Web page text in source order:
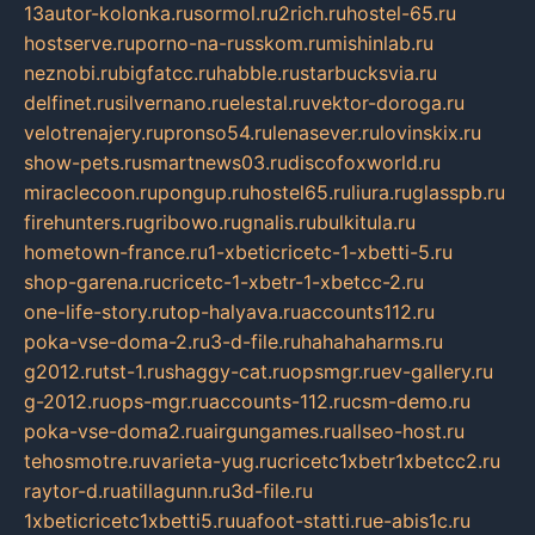
13autor-kolonka.rusormol.ru2rich.ruhostel-65.ru
hostserve.ruporno-na-russkom.rumishinlab.ru
neznobi.rubigfatcc.ruhabble.rustarbucksvia.ru
delfinet.rusilvernano.ruelestal.ruvektor-doroga.ru
velotrenajery.rupronso54.rulenasever.rulovinskix.ru
show-pets.rusmartnews03.rudiscofoxworld.ru
miraclecoon.rupongup.ruhostel65.ruliura.ruglasspb.ru
firehunters.rugribowo.rugnalis.rubulkitula.ru
hometown-france.ru1-xbeticricetc-1-xbetti-5.ru
shop-garena.rucricetc-1-xbetr-1-xbetcc-2.ru
one-life-story.rutop-halyava.ruaccounts112.ru
poka-vse-doma-2.ru3-d-file.ruhahahaharms.ru
g2012.rutst-1.rushaggy-cat.ruopsmgr.ruev-gallery.ru
g-2012.ruops-mgr.ruaccounts-112.rucsm-demo.ru
poka-vse-doma2.ruairgungames.ruallseo-host.ru
tehosmotre.ruvarieta-yug.rucricetc1xbetr1xbetcc2.ru
raytor-d.ruatillagunn.ru3d-file.ru
1xbeticricetc1xbetti5.ruuafoot-statti.rue-abis1c.ru